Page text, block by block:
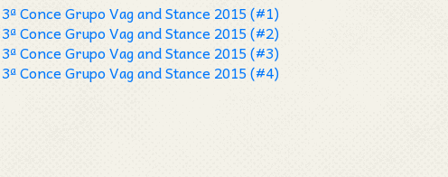
Conce Grupo Vag and Stance 2015 (#1)
Conce Grupo Vag and Stance 2015 (#2)
Conce Grupo Vag and Stance 2015 (#3)
Conce Grupo Vag and Stance 2015 (#4)